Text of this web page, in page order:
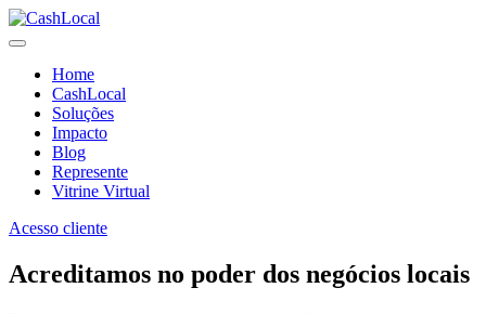
Home
CashLocal
Soluções
Impacto
Blog
Represente
Vitrine Virtual
Acesso cliente
Acreditamos no poder dos negócios locais